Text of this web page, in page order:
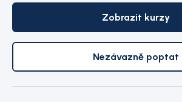
Zobrazit kurzy
Nezávazně poptat